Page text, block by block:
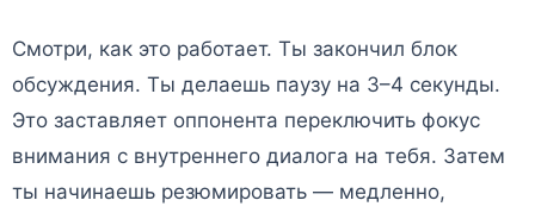
Смотри, как это работает. Ты закончил блок
обсуждения. Ты делаешь паузу на 3–4 секунды.
Это заставляет оппонента переключить фокус
внимания с внутреннего диалога на тебя. Затем
ты начинаешь резюмировать — медленно,